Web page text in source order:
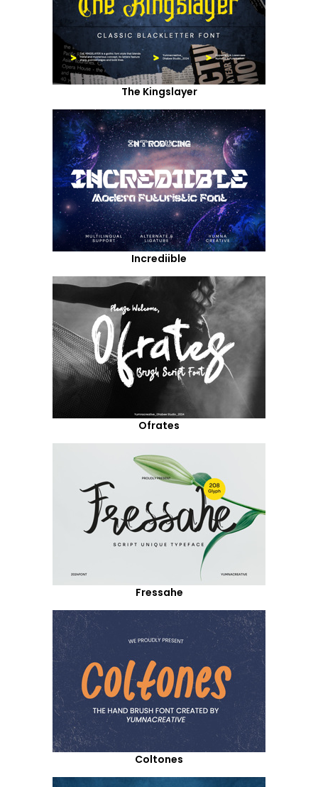
The Kingslayer
Incrediible
Ofrates
Fressahe
Coltones